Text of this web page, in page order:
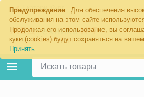
Предупреждение
Для обеспечения
обслуживания на этом сайте
Продолжая его использование, вы
куки (cookies) будут сохраняться на
Принять
Екатеринбург